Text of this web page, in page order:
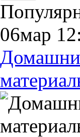
06мар